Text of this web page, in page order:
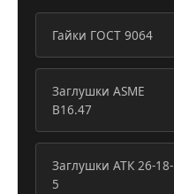
Гайки ГОСТ 9064
Заглушки ASME
B16.47
Заглушки АТК 26-18-
5